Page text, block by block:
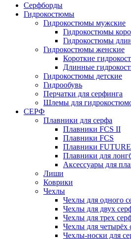
Серфборды
Гидрокостюмы
Гидрокостюмы мужские
Гидрокостюмы
Гидрокостюмы
Гидрокостюмы женские
Короткие
Длинные
Гидрокостюмы детские
Гидрообувь
Перчатки для серфинга
Шлемы для
СЕРФ
Плавники для серфа
Плавники FCS II
Плавники FCS
Плавники
Плавники для
Аксессуары для
Лиши
Коврики
Чехлы
Чехлы для одного
Чехлы для двух
Чехлы для трех
Чехлы для четырёх
Чехлы-носки для